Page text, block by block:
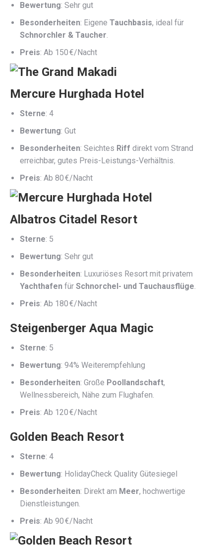
Bewertung: Sehr gut
Besonderheiten: Eigene Tauchbasis, ideal für
Schnorchler & Taucher.
Preis: Ab 150 €/Nacht
Mercure Hurghada Hotel
Sterne: 4
Bewertung: Gut
Besonderheiten: Seichtes Riff direkt vom Strand
erreichbar, gutes Preis-Leistungs-Verhältnis.
Preis: Ab 80 €/Nacht
Albatros Citadel Resort
Sterne: 5
Bewertung: Sehr gut
Besonderheiten: Luxuriöses Resort mit privatem
Yachthafen für Schnorchel- und Tauchausflüge.
Preis: Ab 180 €/Nacht
Steigenberger Aqua Magic
Sterne: 5
Bewertung: 94% Weiterempfehlung
Besonderheiten: Große Poollandschaft,
Wellnessbereich, Nähe zum Flughafen.
Preis: Ab 120 €/Nacht
Golden Beach Resort
Sterne: 4
Bewertung: HolidayCheck Quality Gütesiegel
Besonderheiten: Direkt am Meer, hochwertige
Dienstleistungen.
Preis: Ab 90 €/Nacht